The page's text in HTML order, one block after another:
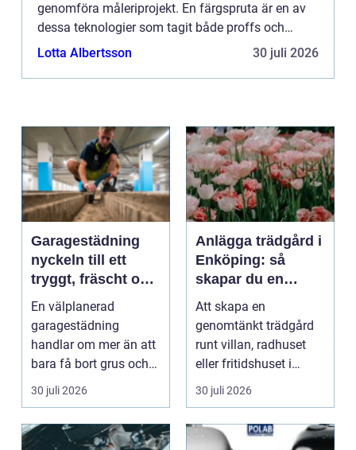
genomföra måleriprojekt. En färgspruta är en av
dessa teknologier som tagit både proffs och
hobbyentusiaster med storm. F&au...
Lotta Albertsson 30 juli 2026
Garagestädning
nyckeln till ett
tryggt, fräscht och
hållbart garage
En välplanerad
garagestädning
handlar om mer än att
bara få bort grus och
damm från golvet.
Rena gar...
30 juli 2026
Anlägga trädgård i
Enköping: så
skapar du en
hållbar och
harmonisk
utemiljö
Att skapa en
genomtänkt trädgård
runt villan, radhuset
eller fritidshuset i
Enkö...
30 juli 2026